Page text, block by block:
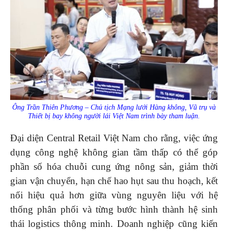
Ông Trần Thiên Phương – Chủ tịch Mạng lưới Hàng không, Vũ trụ và
Thiết bị bay không người lái Việt Nam trình bày tham luận.
Đại diện Central Retail Việt Nam cho rằng, việc ứng
dụng công nghệ không gian tầm thấp có thể góp
phần số hóa chuỗi cung ứng nông sản, giảm thời
gian vận chuyển, hạn chế hao hụt sau thu hoạch, kết
nối hiệu quả hơn giữa vùng nguyên liệu với hệ
thống phân phối và từng bước hình thành hệ sinh
thái logistics thông minh. Doanh nghiệp cũng kiến